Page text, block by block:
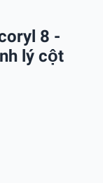
8 -
lý cột